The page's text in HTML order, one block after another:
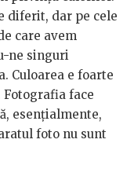
diferit, dar pe cele
care avem
ne singuri
Culoarea e foarte
face
esențialmente,
foto nu sunt